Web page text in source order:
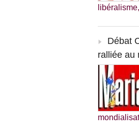
libéralisme,
Débat
ralliée au